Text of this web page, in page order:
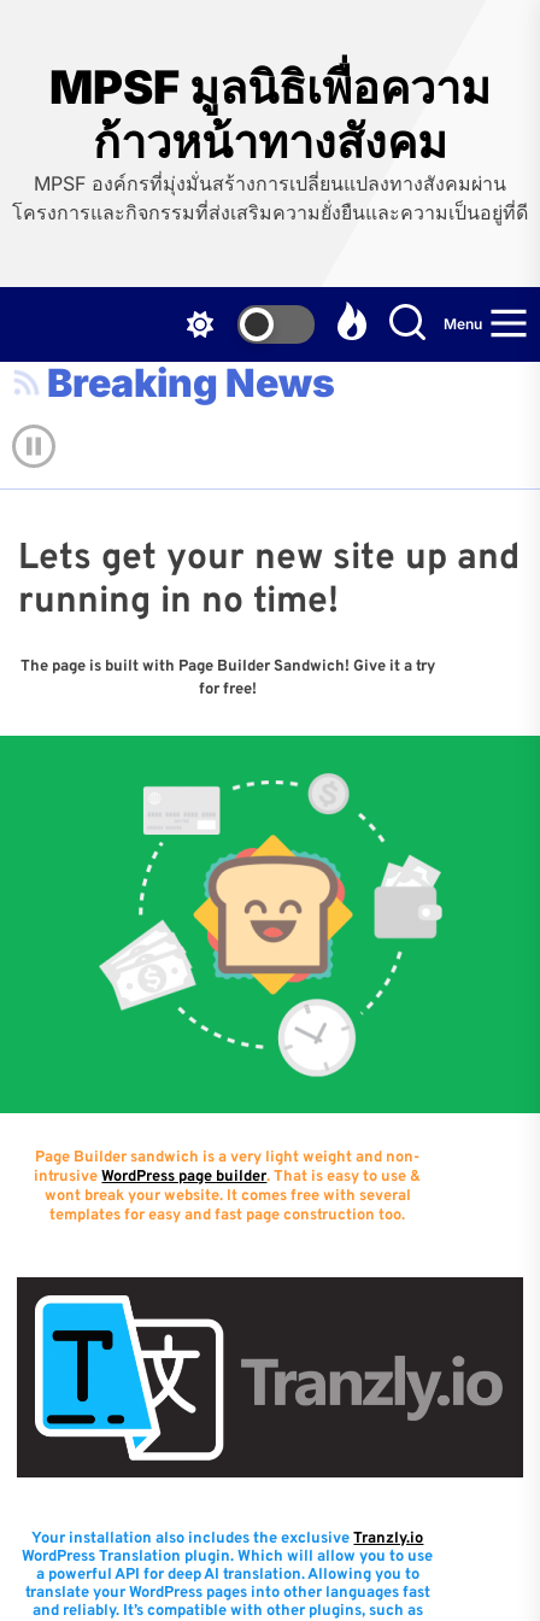
contentMPSF มูลนิธิเพื่อความ
ก้าวหน้าทางสังคม
MPSF องค์กรที่มุ่งมั่นสร้างการเปลี่ยนแปลงทางสังคมผ่าน
โครงการและกิจกรรมที่ส่งเสริมความยั่งยืนและความเป็นอยู่ที่ดี
Menu
Breaking News
Lets get your new site up and
running in no time!
The page is built with Page Builder Sandwich! Give it a try
for free!
Page Builder sandwich is a very light weight and non-
intrusiveWordPress page builder. That is easy to use &
wont break your website. It comes free with several
templates for easy and fast page construction too.
Your installation also includes the exclusiveTranzly.io
WordPress Translation plugin. Which will allow you to use
a powerful API for deep AI translation. Allowing you to
translate your WordPress pages into other languages fast
and reliably. It’s compatible with other plugins, such as